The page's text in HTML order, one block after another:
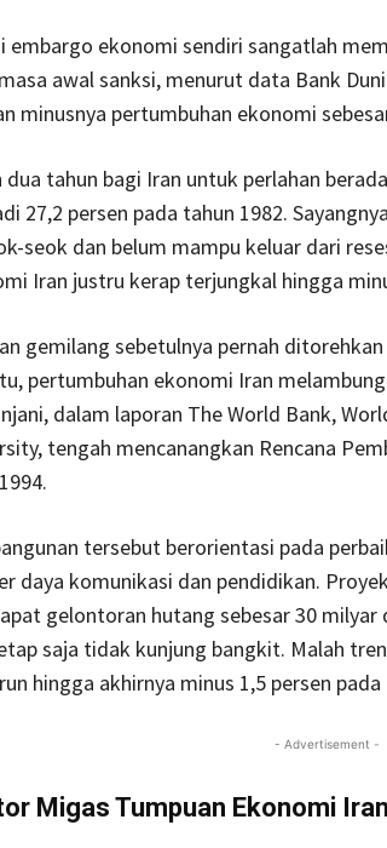
embargo ekonomi sendiri sangatlah
awal sanksi, menurut data Bank
minusnya pertumbuhan ekonomi
dua tahun bagi Iran untuk perlahan
27,2 persen pada tahun 1982.
seok dan belum mampu keluar dari
Iran justru kerap terjungkal hingga
gemilang sebetulnya pernah
pertumbuhan ekonomi Iran
dalam laporan The World Bank,
tengah mencanangkan Rencana
tersebut berorientasi pada
daya komunikasi dan pendidikan.
gelontoran hutang sebesar 30 milyar
saja tidak kunjung bangkit. Malah
hingga akhirnya minus 1,5 persen pada
- Advertisement -
Migas Tumpuan Ekonomi Iran